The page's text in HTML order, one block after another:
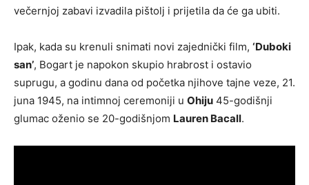
večernjoj zabavi izvadila pištolj i prijetila da će ga ubiti.
Ipak, kada su krenuli snimati novi zajednički film, ‘Duboki
san’, Bogart je napokon skupio hrabrost i ostavio
suprugu, a godinu dana od početka njihove tajne veze, 21.
juna 1945, na intimnoj ceremoniji u Ohiju 45-godišnji
glumac oženio se 20-godišnjom Lauren Bacall.